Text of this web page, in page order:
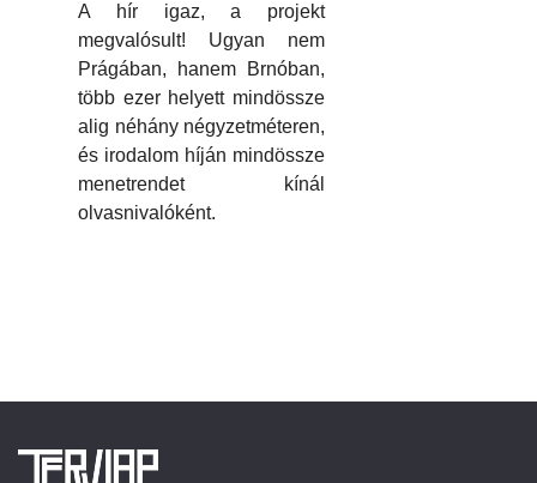
A hír igaz, a projekt
megvalósult! Ugyan nem
Prágában, hanem Brnóban,
több ezer helyett mindössze
alig néhány négyzetméteren,
és irodalom híján mindössze
menetrendet kínál
olvasnivalóként.